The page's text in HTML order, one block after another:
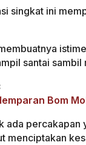
singkat ini
santai
Bom
ada percakapan
menciptakan